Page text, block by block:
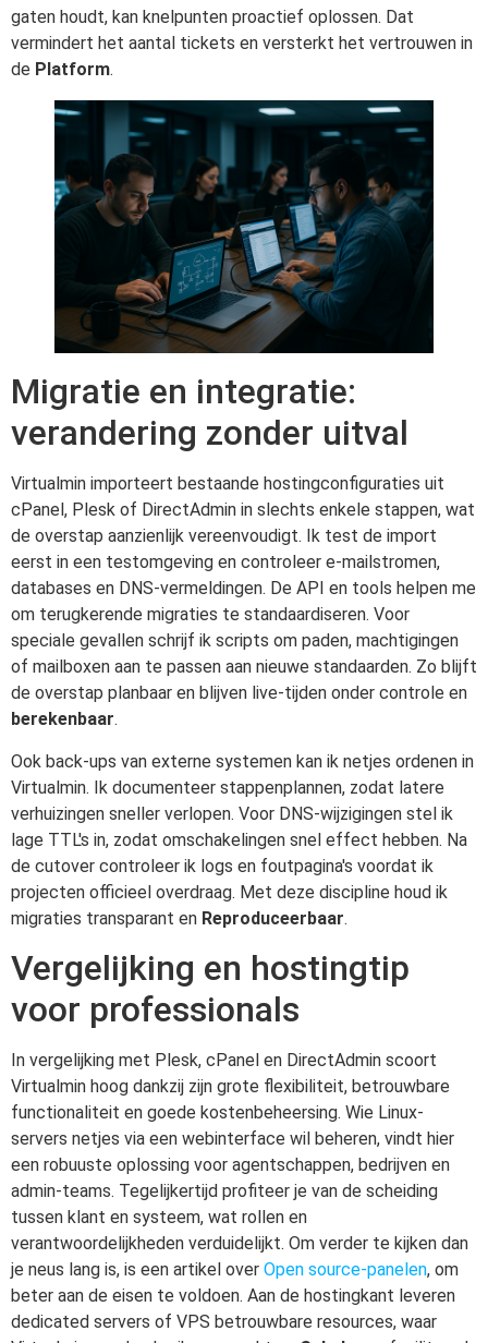
gaten houdt, kan knelpunten proactief oplossen. Dat
vermindert het aantal tickets en versterkt het vertrouwen in
de Platform.
Migratie en integratie:
verandering zonder uitval
Virtualmin importeert bestaande hostingconfiguraties uit
cPanel, Plesk of DirectAdmin in slechts enkele stappen, wat
de overstap aanzienlijk vereenvoudigt. Ik test de import
eerst in een testomgeving en controleer e-mailstromen,
databases en DNS-vermeldingen. De API en tools helpen me
om terugkerende migraties te standaardiseren. Voor
speciale gevallen schrijf ik scripts om paden, machtigingen
of mailboxen aan te passen aan nieuwe standaarden. Zo blijft
de overstap planbaar en blijven live-tijden onder controle en
berekenbaar.
Ook back-ups van externe systemen kan ik netjes ordenen in
Virtualmin. Ik documenteer stappenplannen, zodat latere
verhuizingen sneller verlopen. Voor DNS-wijzigingen stel ik
lage TTL's in, zodat omschakelingen snel effect hebben. Na
de cutover controleer ik logs en foutpagina's voordat ik
projecten officieel overdraag. Met deze discipline houd ik
migraties transparant en Reproduceerbaar.
Vergelijking en hostingtip
voor professionals
In vergelijking met Plesk, cPanel en DirectAdmin scoort
Virtualmin hoog dankzij zijn grote flexibiliteit, betrouwbare
functionaliteit en goede kostenbeheersing. Wie Linux-
servers netjes via een webinterface wil beheren, vindt hier
een robuuste oplossing voor agentschappen, bedrijven en
admin-teams. Tegelijkertijd profiteer je van de scheiding
tussen klant en systeem, wat rollen en
verantwoordelijkheden verduidelijkt. Om verder te kijken dan
je neus lang is, is een artikel over Open source-panelen, om
beter aan de eisen te voldoen. Aan de hostingkant leveren
dedicated servers of VPS betrouwbare resources, waar